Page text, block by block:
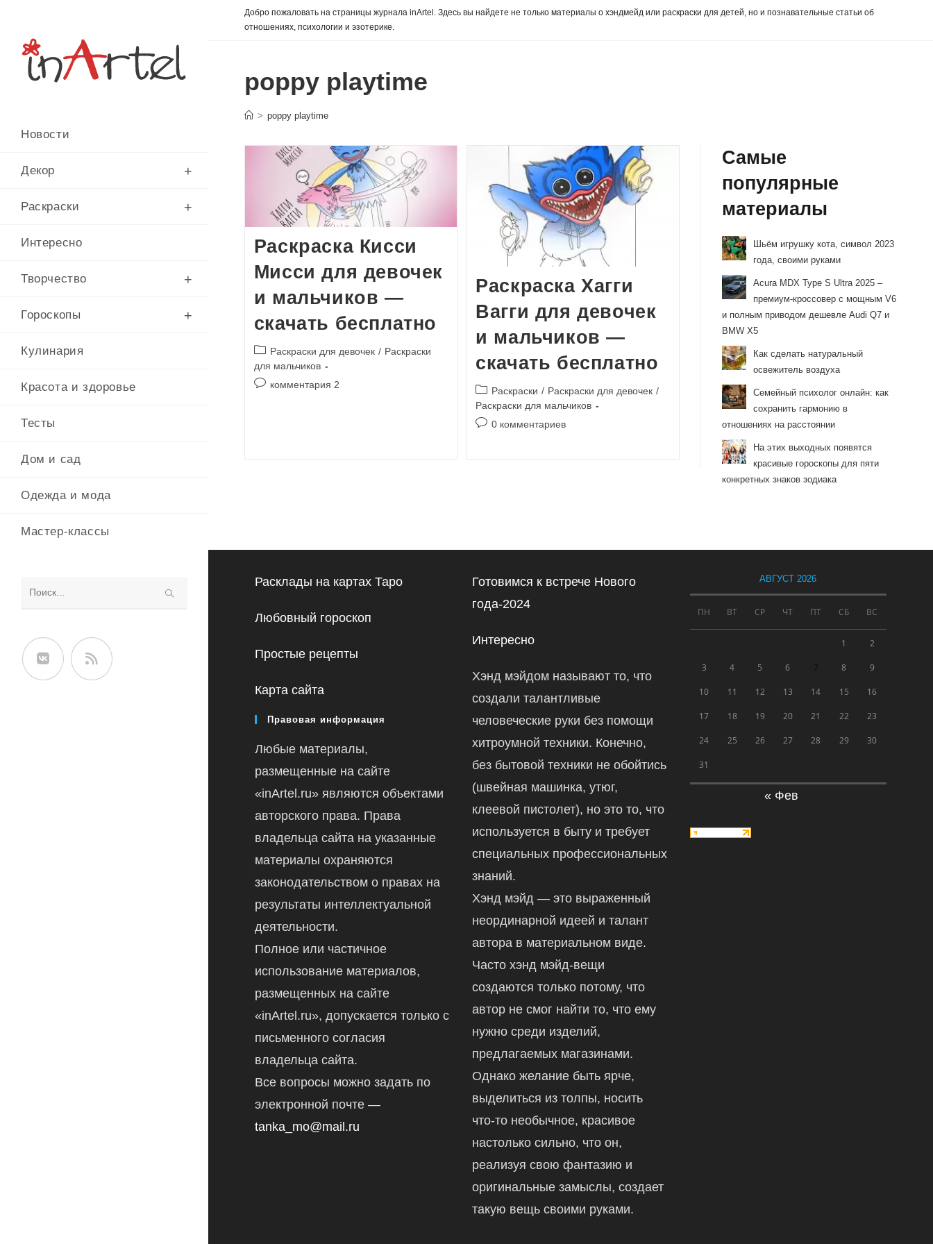
ПерейтиДобро пожаловать на страницы журнала inArtel. Здесь вы найдете не только материалы о хэндмейд или раскраски для детей, но и познавательные статьи об
отношениях, психологии и эзотерике.
Новости
Декор
Раскраски
Интересно
Творчество
Гороскопы
Кулинария
Красота и здоровье
Тесты
Дом и сад
Одежда и мода
Мастер-классы
сайте
poppy playtime
> poppy playtime
Раскраска Кисси
Мисси для девочек
и мальчиков —
скачать бесплатно
Рубрика
записи:
Раскраски для девочек / Раскраски
для мальчиков
Комментарии
комментария 2
Раскраска Хагги
Вагги для девочек
и мальчиков —
скачать бесплатно
Рубрика
записи:
Раскраски / Раскраски для девочек /
Раскраски для мальчиков
Комментарии
0 комментариев
Самые
популярные
материалы
Шьём игрушку кота, символ 2023
года, своими руками
Acura MDX Type S Ultra 2025 –
премиум-кроссовер с мощным V6
и полным приводом дешевле Audi Q7 и
BMW X5
Как сделать натуральный
освежитель воздуха
Семейный психолог онлайн: как
сохранить гармонию в
отношениях на расстоянии
На этих выходных появятся
красивые гороскопы для пяти
конкретных знаков зодиака
Расклады на картах Таро
Любовный гороскоп
Простые рецепты
Карта сайта
Правовая информация
Любые материалы,
размещенные на сайте
«inArtel.ru» являются объектами
авторского права. Права
владельца сайта на указанные
материалы охраняются
законодательством о правах на
результаты интеллектуальной
деятельности.
Полное или частичное
использование материалов,
размещенных на сайте
«inArtel.ru», допускается только с
письменного согласия
владельца сайта.
Все вопросы можно задать по
электронной почте —
tanka_mo@mail.ru
Готовимся к встрече Нового
года-2024
Интересно
Хэнд мэйдом называют то, что
создали талантливые
человеческие руки без помощи
хитроумной техники. Конечно,
без бытовой техники не обойтись
(швейная машинка, утюг,
клеевой пистолет), но это то, что
используется в быту и требует
специальных профессиональных
знаний.
Хэнд мэйд — это выраженный
неординарной идеей и талант
автора в материальном виде.
Часто хэнд мэйд-вещи
создаются только потому, что
автор не смог найти то, что ему
нужно среди изделий,
предлагаемых магазинами.
Однако желание быть ярче,
выделиться из толпы, носить
что-то необычное, красивое
настолько сильно, что он,
реализуя свою фантазию и
оригинальные замыслы, создает
такую вещь своими руками.
АВГУСТ 2026
ПН ВТ СР ЧТ ПТ СБ ВС
1 2
3 4 5 6 8 9
10 11 12 13 14 15 16
17 18 19 20 21 22 23
24 25 26 27 28 29 30
31
« Фев